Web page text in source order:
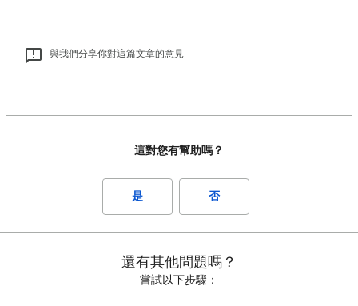
與我們分享你對這篇文章的意見
這對您有幫助嗎？
是 否
還有其他問題嗎？
嘗試以下步驟：